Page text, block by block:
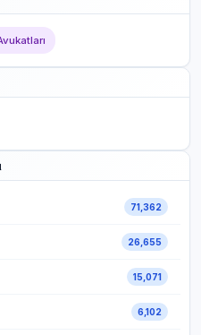
71,362
26,655
15,071
6,102